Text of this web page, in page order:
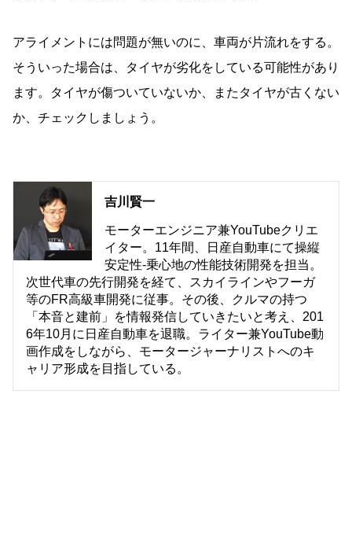
アライメントには問題が無いのに、車両が片流れをする。
そういった場合は、タイヤが劣化をしている可能性があり
ます。タイヤが傷ついていないか、またタイヤが古くない
か、チェックしましょう。
吉川賢一
モーターエンジニア兼YouTubeクリエ
イター。11年間、日産自動車にて操縦
安定性-乗心地の性能技術開発を担当。
次世代車の先行開発を経て、スカイラインやフーガ
等のFR高級車開発に従事。その後、クルマの持つ
「本音と建前」を情報発信していきたいと考え、201
6年10月に日産自動車を退職。ライター兼YouTube動
画作成をしながら、モータージャーナリストへのキ
ャリア形成を目指している。